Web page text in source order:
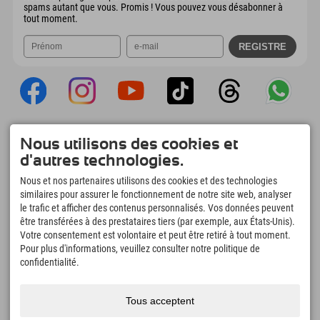
spams autant que vous. Promis ! Vous pouvez vous désabonner à
tout moment.
Explorer App
Téléchargez vos #ExplorerMoments, Mon
Explorer à emporter avec aperçu de vos
réservations, liste de choses à faire, aperçu
des restaurants et bien plus encore.
Téléchargez-le maintenant !
L'heure des moments d'exploration
166
Nous utilisons des cookies et
d'autres technologies.
Nous et nos partenaires utilisons des cookies et des technologies
similaires pour assurer le fonctionnement de notre site web, analyser
le trafic et afficher des contenus personnalisés. Vos données peuvent
être transférées à des prestataires tiers (par exemple, aux États-Unis).
Votre consentement est volontaire et peut être retiré à tout moment.
Pour plus d'informations, veuillez consulter notre politique de
confidentialité.
Tous acceptent